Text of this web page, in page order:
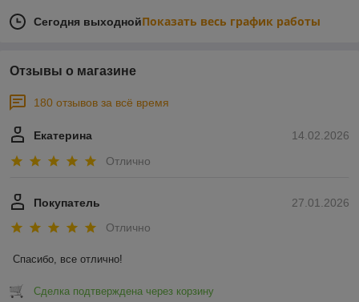
Сегодня выходнойПоказать весь график работы
Отзывы о магазине
180 отзывов за всё время
14.02.2026
Екатерина
Отлично
27.01.2026
Покупатель
Отлично
Спасибо, все отлично!
Сделка подтверждена через корзину